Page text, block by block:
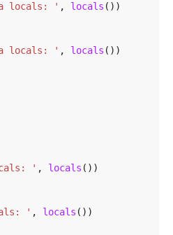
locals: ' , locals
locals: ' , locals
' , locals
' , locals